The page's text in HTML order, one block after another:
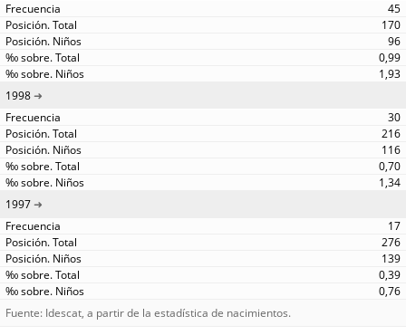
45
170
96
0,99
1,93
1998
30
216
116
0,70
1,34
1997
17
276
139
0,39
0,76
Fuente: Idescat, a partir de la estadística de nacimientos.